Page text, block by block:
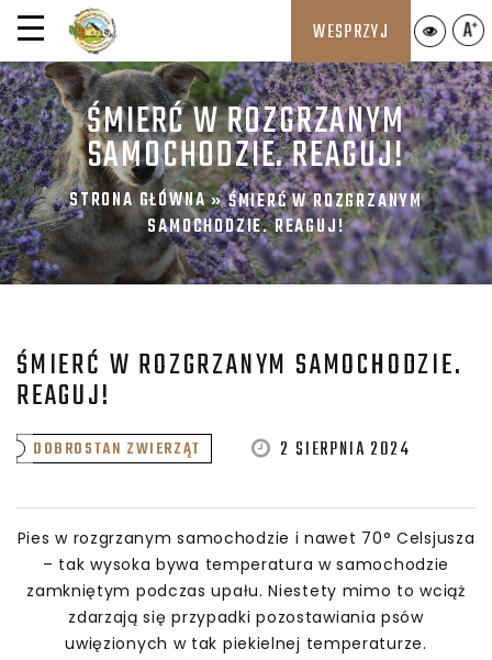
WESPRZYJ
ŚMIERĆ W ROZGRZANYM
SAMOCHODZIE. REAGUJ!
STRONA GŁÓWNA»ŚMIERĆ W ROZGRZANYM
SAMOCHODZIE. REAGUJ!
ŚMIERĆ W ROZGRZANYM SAMOCHODZIE.
REAGUJ!
DOBROSTAN ZWIERZĄT 2 SIERPNIA 2024
Pies w rozgrzanym samochodzie i nawet 70° Celsjusza
– tak wysoka bywa temperatura w samochodzie
zamkniętym podczas upału. Niestety mimo to wciąż
zdarzają się przypadki pozostawiania psów
uwięzionych w tak piekielnej temperaturze.